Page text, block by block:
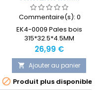
Commentaire(s): 0
EK4-0009 Pales bois
315*32.5*4.5MM
Prix
26,99 €
 Ajouter au panier
 Produit plus disponible